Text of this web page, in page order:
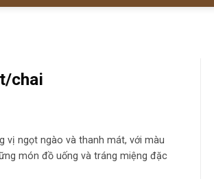
chai
vị ngọt ngào và thanh mát, với màu
món đồ uống và tráng miệng đặc